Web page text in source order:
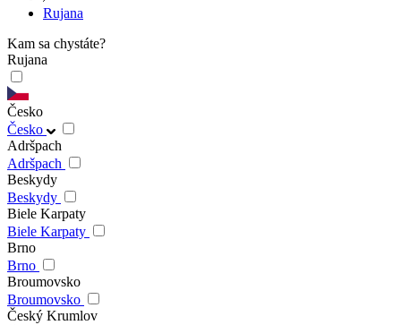
Rujana
Kam sa chystáte?
Rujana
Česko
Česko
Adršpach
Adršpach
Beskydy
Beskydy
Biele Karpaty
Biele Karpaty
Brno
Brno
Broumovsko
Broumovsko
Český Krumlov